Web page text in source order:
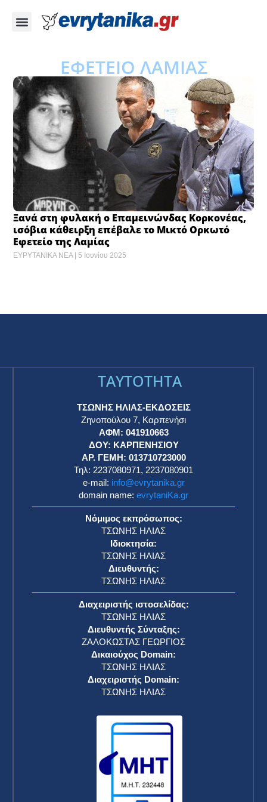
ΕΦΕΤΕΙΟ ΛΑΜΙΑΣ
Ξανά στη φυλακή ο Επαμεινώνδας Κορκονέας,
ισόβια κάθειρξη επέβαλε το Μικτό Ορκωτό
Εφετείο της Λαμίας
ΕΥΡΥΤΑΝΙΚΑ ΝΕΑ 5 Ιουνίου 2025
TAYTOTHTA
ΤΣΩΝΗΣ ΗΛΙΑΣ-ΕΚΔΟΣΕΙΣ
Ζηνοπούλου 7, Καρπενήσι
ΑΦΜ: 041910663
ΔΟΥ: ΚΑΡΠΕΝΗΣΙΟΥ
ΑΡ. ΓΕΜΗ: 013710723000
Τηλ: 2237080971, 2237080901
e-mail: info@evrytanika.gr
domain name: evrytaniKa.gr
Νόμιμος εκπρόσωπος:
ΤΣΩΝΗΣ ΗΛΙΑΣ
Ιδιοκτησία:
ΤΣΩΝΗΣ ΗΛΙΑΣ
Διευθυντής:
ΤΣΩΝΗΣ ΗΛΙΑΣ
Διαχειριστής ιστοσελίδας:
ΤΣΩΝΗΣ ΗΛΙΑΣ
Διευθυντής Σύνταξης:
ΖΑΛΟΚΩΣΤΑΣ ΓΕΩΡΓΙΟΣ
Δικαιούχος Domain:
ΤΣΩΝΗΣ ΗΛΙΑΣ
Διαχειριστής Domain:
ΤΣΩΝΗΣ ΗΛΙΑΣ